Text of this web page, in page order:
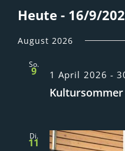
Heute - 16/9/
wählen.
August 2026
So.
9 1 April 2026 -
Di.
11